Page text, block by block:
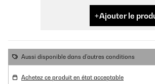
Ajouter le
Aussi disponible dans d'autres conditions
Achetez ce produit en état acceptable